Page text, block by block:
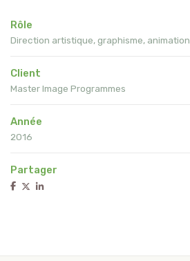
Rôle
Direction artistique, graphisme, animation
Client
Master Image Programmes
Année
2016
Partager